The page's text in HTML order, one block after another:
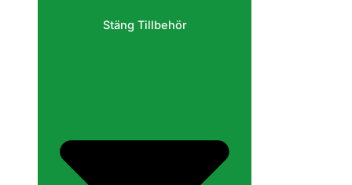
Stäng Tillbehör